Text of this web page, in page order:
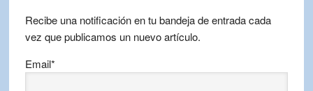
Recibe una notificación en tu bandeja de entrada cada
vez que publicamos un nuevo artículo.
Email*